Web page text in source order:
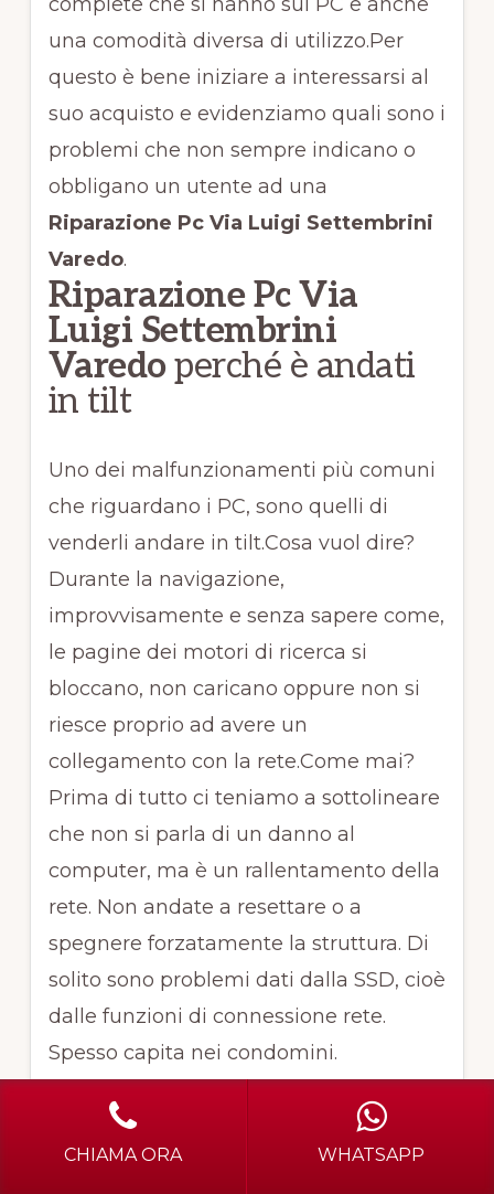
una comodità diversa di utilizzo.Per
questo è bene iniziare a interessarsi al
suo acquisto e evidenziamo quali sono i
problemi che non sempre indicano o
obbligano un utente ad una
Riparazione Pc Via Luigi Settembrini
Varedo.
Riparazione Pc Via
Luigi Settembrini
Varedoperché è andati
in tilt
Uno dei malfunzionamenti più comuni
che riguardano i PC, sono quelli di
venderli andare in tilt.Cosa vuol dire?
Durante la navigazione,
improvvisamente e senza sapere come,
le pagine dei motori di ricerca si
bloccano, non caricano oppure non si
riesce proprio ad avere un
collegamento con la rete.Come mai?
Prima di tutto ci teniamo a sottolineare
che non si parla di un danno al
computer, ma è un rallentamento della
rete. Non andate a resettare o a
spegnere forzatamente la struttura. Di
solito sono problemi dati dalla SSD, cioè
dalle funzioni di connessione rete.
Spesso capita nei condomini.
Praticamente il problema è del sistema
interno che si è collegato ad una linea
esterna di dispensazione del segnale
CHIAMA ORA WHATSAPP